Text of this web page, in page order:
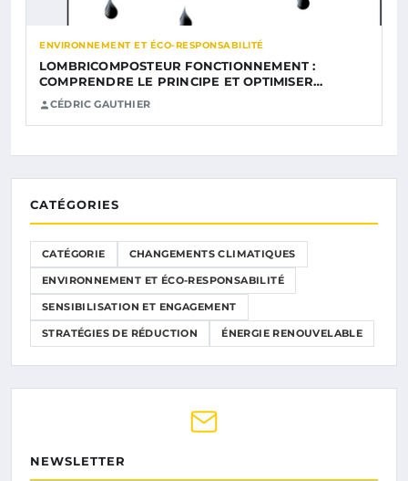
ENVIRONNEMENT ET ÉCO-RESPONSABILITÉ
LOMBRICOMPOSTEUR FONCTIONNEMENT :
COMPRENDRE LE PRINCIPE ET OPTIMISER…
CÉDRIC GAUTHIER
CATÉGORIES
CATÉGORIE CHANGEMENTS CLIMATIQUES
ENVIRONNEMENT ET ÉCO-RESPONSABILITÉ
SENSIBILISATION ET ENGAGEMENT
STRATÉGIES DE RÉDUCTION ÉNERGIE RENOUVELABLE
NEWSLETTER